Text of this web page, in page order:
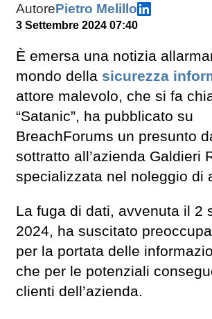
AutorePietro Melillo
3 Settembre 2024 07:40
È emersa una notizia
mondo della sicurezza
attore malevolo, che si fa
“Satanic”, ha pubblicato su
BreachForums un presunto
sottratto all’azienda Galdieri
specializzata nel noleggio di
La fuga di dati, avvenuta il 2
2024, ha suscitato
per la portata delle
che per le potenziali
clienti dell’azienda.